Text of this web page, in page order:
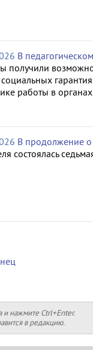
В
получили
социальных
работы в
В продолжение
состоялась
и нажмите Ctrl+Enter.
в редакцию.